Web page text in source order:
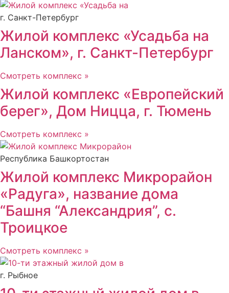
г. Санкт-Петербург
Жилой комплекс «Усадьба на
Ланском», г. Санкт-Петербург
Смотреть комплекс »
Жилой комплекс «Европейский
берег», Дом Ницца, г. Тюмень
Смотреть комплекс »
Республика Башкортостан
Жилой комплекс Микрорайон
«Радуга», название дома
“Башня “Александрия”, с.
Троицкое
Смотреть комплекс »
г. Рыбное